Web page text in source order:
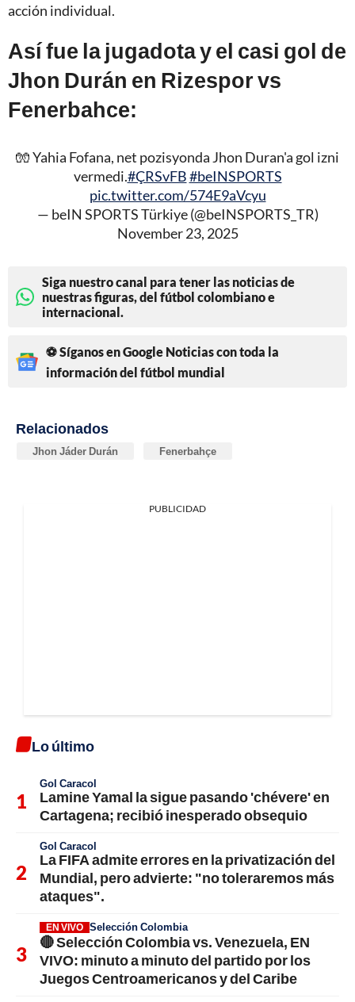
acción individual.
Así fue la jugadota y el casi gol de
Jhon Durán en Rizespor vs
Fenerbahce:
🧤 Yahia Fofana, net pozisyonda Jhon Duran'a gol izni
vermedi.#ÇRSvFB#beINSPORTS
pic.twitter.com/574E9aVcyu
— beIN SPORTS Türkiye (@beINSPORTS_TR)
November 23, 2025
Siga nuestro canal para tener las noticias de
nuestras figuras, del fútbol colombiano e
internacional.
⚽ Síganos en Google Noticias con toda la
información del fútbol mundial
Relacionados
Jhon Jáder Durán Fenerbahçe
PUBLICIDAD
Lo último
Gol Caracol
Lamine Yamal la sigue pasando 'chévere' en
Cartagena; recibió inesperado obsequio
Gol Caracol
La FIFA admite errores en la privatización del
Mundial, pero advierte: "no toleraremos más
ataques".
EN VIVO Selección Colombia
🔴 Selección Colombia vs. Venezuela, EN
VIVO: minuto a minuto del partido por los
Juegos Centroamericanos y del Caribe